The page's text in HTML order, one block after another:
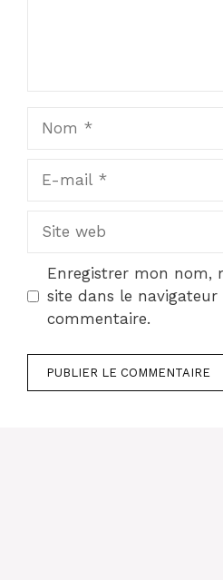
Site
Enregistrer mon nom,
site dans le
commentaire.